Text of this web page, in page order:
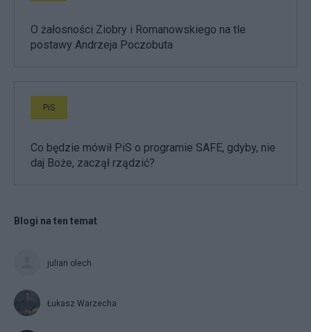
O żałosności Ziobry i Romanowskiego na tle
postawy Andrzeja Poczobuta
PiS
Co będzie mówił PiS o programie SAFE, gdyby, nie
daj Boże, zaczął rządzić?
Blogi na ten temat
julian olech
Łukasz Warzecha